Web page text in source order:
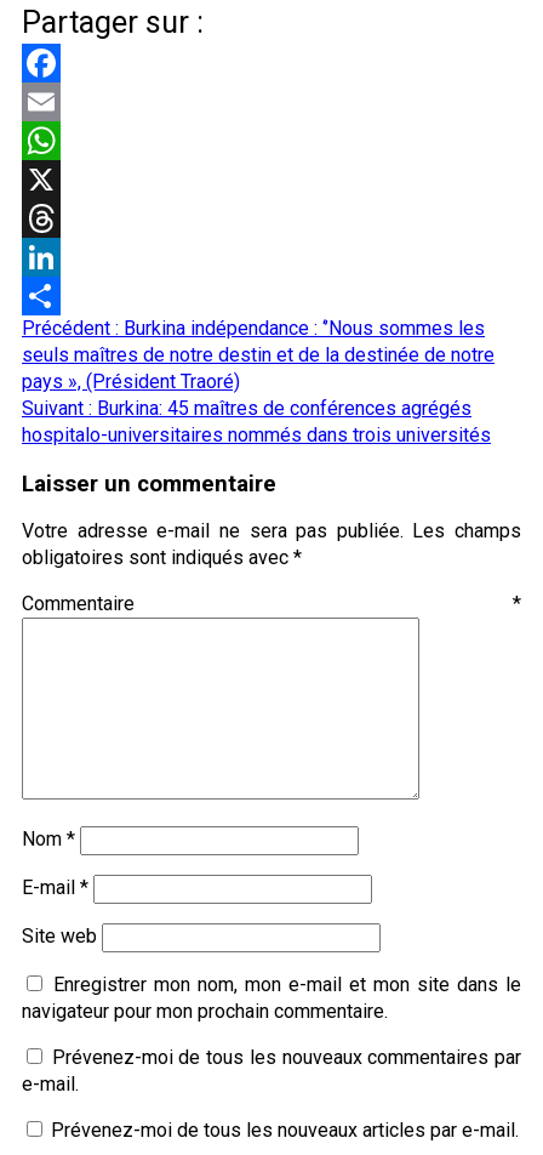
Partager sur :
Facebook
Email
WhatsApp
X
Threads
LinkedIn
Partager
Navigation
d’article
Précédent : Burkina indépendance : ‘’Nous sommes les
seuls maîtres de notre destin et de la destinée de notre
pays », (Président Traoré)
Suivant : Burkina: 45 maîtres de conférences agrégés
hospitalo-universitaires nommés dans trois universités
Laisser un commentaire
Votre adresse e-mail ne sera pas publiée. Les champs
obligatoires sont indiqués avec *
Commentaire *
Nom *
E-mail *
Site web
Enregistrer mon nom, mon e-mail et mon site dans le
navigateur pour mon prochain commentaire.
Prévenez-moi de tous les nouveaux commentaires par
e-mail.
Prévenez-moi de tous les nouveaux articles par e-mail.